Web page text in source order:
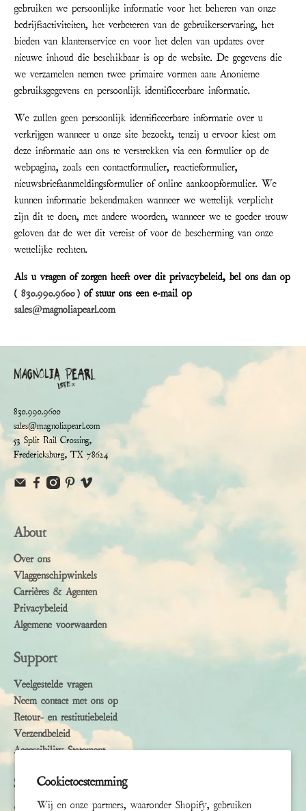
Cookietoestemming
Wij en onze partners, waaronder Shopify, gebruiken
gebruiken we persoonlijke informatie voor het beheren van onze
bedrijfsactiviteiten, het verbeteren van de gebruikerservaring, het
bieden van klantenservice en voor het delen van updates over
nieuwe inhoud die beschikbaar is op de website. De gegevens die
we verzamelen nemen twee primaire vormen aan: Anonieme
gebruiksgegevens en persoonlijk identificeerbare informatie.
We zullen geen persoonlijk identificeerbare informatie over u
verkrijgen wanneer u onze site bezoekt, tenzij u ervoor kiest om
deze informatie aan ons te verstrekken via een formulier op de
webpagina, zoals een contactformulier, reactieformulier,
nieuwsbriefaanmeldingsformulier of online aankoopformulier. We
kunnen informatie bekendmaken wanneer we wettelijk verplicht
zijn dit te doen, met andere woorden, wanneer we te goeder trouw
geloven dat de wet dit vereist of voor de bescherming van onze
wettelijke rechten.
Als u vragen of zorgen heeft over dit privacybeleid, bel ons dan op
(830.990.9600) of stuur ons een e-mail op
sales@magnoliapearl.com
830.990.9600
sales@magnoliapearl.com
53 Split Rail Crossing,
Fredericksburg, TX 78624
About
Over ons
Vlaggenschipwinkels
Carrières & Agenten
Privacybeleid
Algemene voorwaarden
Support
Veelgestelde vragen
Neem contact met ons op
Retour- en restitutiebeleid
Verzendbeleid
Accessibility Statement
Subscribe